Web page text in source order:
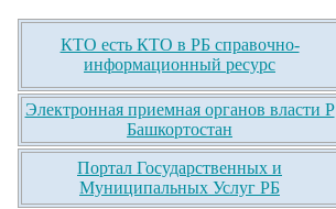
КТО есть КТО в РБ справочно-
информационный ресурс
Электронная приемная органов власти Р
Башкортостан
Портал Государственных и
Муниципальных Услуг РБ